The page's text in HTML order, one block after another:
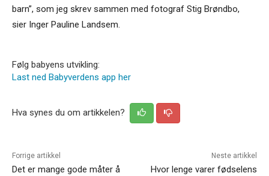
barn”, som jeg skrev sammen med fotograf Stig Brøndbo,
sier Inger Pauline Landsem.
Følg babyens utvikling:
Last ned Babyverdens app her
Hva synes du om artikkelen?
Forrige artikkel
Det er mange gode måter å
Neste artikkel
Hvor lenge varer fødselens